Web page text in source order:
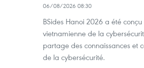
06/08/2026 08:30
BSides Hanoi 2026 a été
vietnamienne de la
partage des connaissances et
de la cybersécurité.